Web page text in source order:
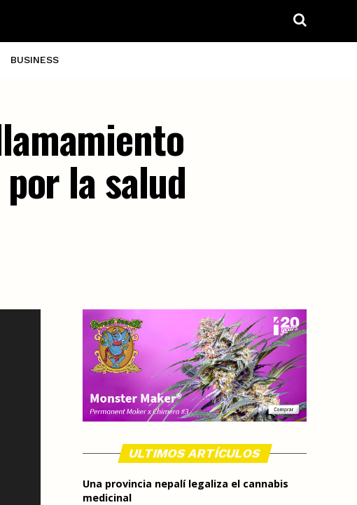
BUSINESS
la salud
ULTIMOS ARTÍCULOS
Una provincia nepalí legaliza el cannabis
medicinal